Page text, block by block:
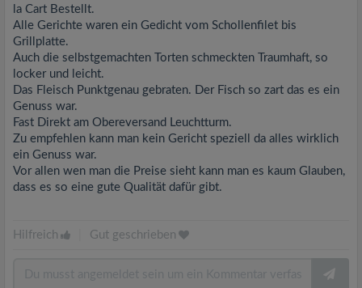
la Cart Bestellt.
Alle Gerichte waren ein Gedicht vom Schollenfilet bis
Grillplatte.
Auch die selbstgemachten Torten schmeckten Traumhaft, so
locker und leicht.
Das Fleisch Punktgenau gebraten. Der Fisch so zart das es ein
Genuss war.
Fast Direkt am Obereversand Leuchtturm.
Zu empfehlen kann man kein Gericht speziell da alles wirklich
ein Genuss war.
Vor allen wen man die Preise sieht kann man es kaum Glauben,
dass es so eine gute Qualität dafür gibt.
Hilfreich Gut geschrieben